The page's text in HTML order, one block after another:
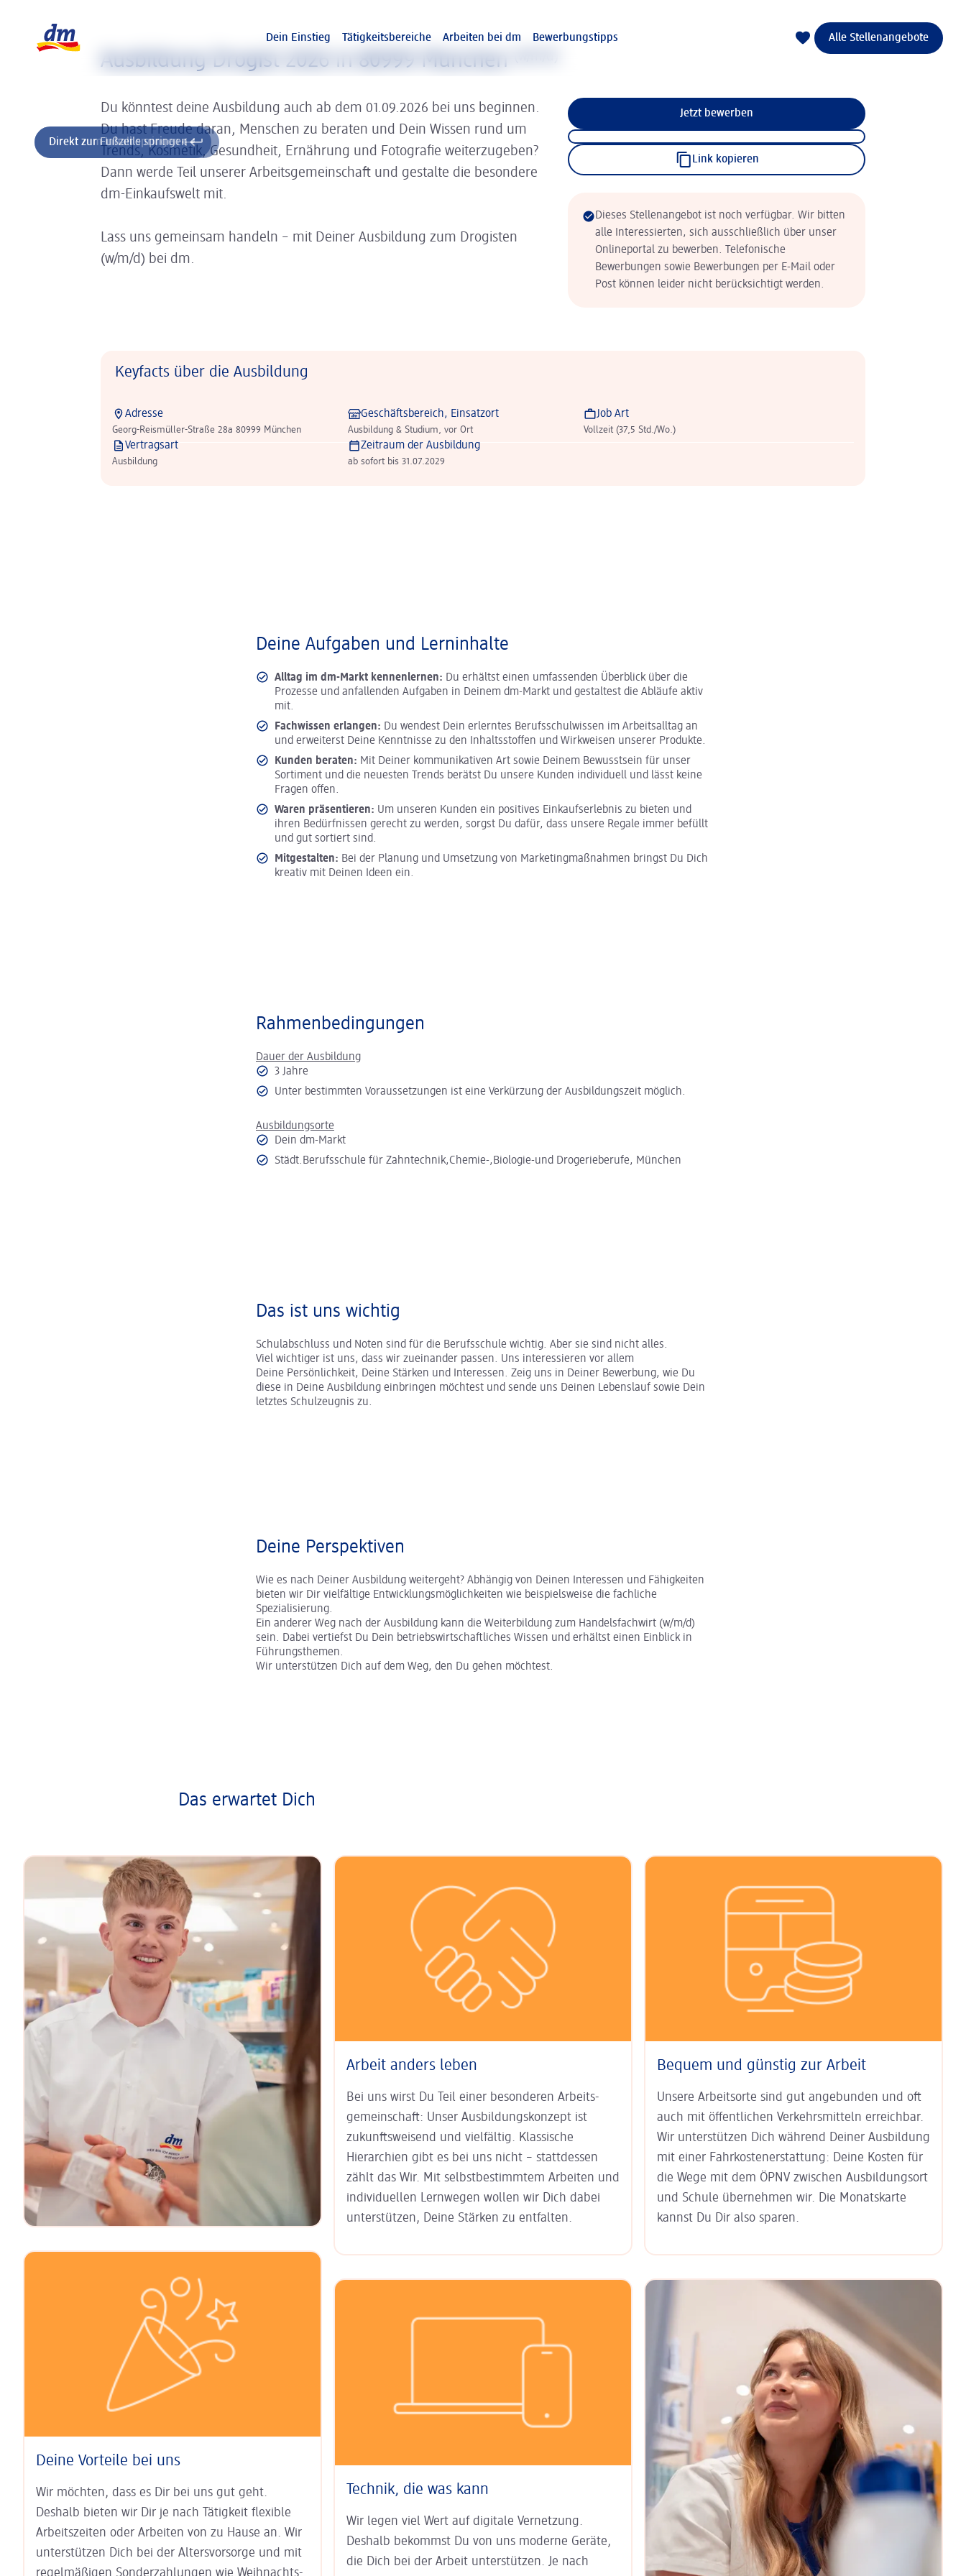
Direkt zum Inhalt springen
Direkt zur Fußzeile springen
Dein Einstieg
Tätigkeitsbereiche Arbeiten bei dm Bewerbungstipps Alle Stellenangebote
Ausbildung Drogist 2026 in 80999 München
Du könntest deine Ausbildung auch ab dem 01.09.2026 bei uns beginnen.
Du hast Freude daran, Menschen zu beraten und Dein Wissen rund um
Trends, Kosmetik, Gesundheit, Ernährung und Fotografie weiterzugeben?
Dann werde Teil unserer Arbeitsgemeinschaft und gestalte die besondere
dm-Einkaufswelt mit.
Lass uns gemeinsam handeln – mit Deiner Ausbildung zum Drogisten
(w/m/d) bei dm.
Jetzt bewerben
Link kopieren
Dieses Stellenangebot ist noch verfügbar. Wir bitten
alle Interessierten, sich ausschließlich über unser
Onlineportal zu bewerben. Telefonische
Bewerbungen sowie Bewerbungen per E-Mail oder
Post können leider nicht berücksichtigt werden.
Keyfacts über die Ausbildung
Adresse
Georg-Reismüller-Straße 28a 80999 München
Geschäftsbereich, Einsatzort
Ausbildung & Studium, vor Ort
Job Art
Vollzeit (37,5 Std./Wo.)
Vertragsart
Ausbildung
Zeitraum der Ausbildung
ab sofort bis 31.07.2029
Deine Aufgaben und Lerninhalte
Alltag im dm-Markt kennenlernen: Du erhältst einen umfassenden Überblick über die
Prozesse und anfallenden Aufgaben in Deinem dm-Markt und gestaltest die Abläufe aktiv
mit.
Fachwissen erlangen: Du wendest Dein erlerntes Berufsschulwissen im Arbeitsalltag an
und erweiterst Deine Kenntnisse zu den Inhaltsstoffen und Wirkweisen unserer Produkte.
Kunden beraten: Mit Deiner kommunikativen Art sowie Deinem Bewusstsein für unser
Sortiment und die neuesten Trends berätst Du unsere Kunden individuell und lässt keine
Fragen offen.
Waren präsentieren: Um unseren Kunden ein positives Einkaufserlebnis zu bieten und
ihren Bedürfnissen gerecht zu werden, sorgst Du dafür, dass unsere Regale immer befüllt
und gut sortiert sind.
Mitgestalten: Bei der Planung und Umsetzung von Marketingmaßnahmen bringst Du Dich
kreativ mit Deinen Ideen ein.
Rahmenbedingungen
Dauer der Ausbildung
3 Jahre
Unter bestimmten Voraussetzungen ist eine Verkürzung der Ausbildungszeit möglich.
Ausbildungsorte
Dein dm-Markt
Städt.Berufsschule für Zahntechnik,Chemie-,Biologie-und Drogerieberufe, München
Das ist uns wichtig
Schulabschluss und Noten sind für die Berufsschule wichtig. Aber sie sind nicht alles.
Viel wichtiger ist uns, dass wir zueinander passen. Uns interessieren vor allem
Deine Persönlichkeit, Deine Stärken und Interessen. Zeig uns in Deiner Bewerbung, wie Du
diese in Deine Ausbildung einbringen möchtest und sende uns Deinen Lebenslauf sowie Dein
letztes Schulzeugnis zu.
Deine Perspektiven
Wie es nach Deiner Ausbildung weitergeht? Abhängig von Deinen Interessen und Fähigkeiten
bieten wir Dir vielfältige Entwicklungsmöglichkeiten wie beispielsweise die fachliche
Spezialisierung.
Ein anderer Weg nach der Ausbildung kann die Weiterbildung zum Handelsfachwirt (w/m/d)
sein. Dabei vertiefst Du Dein betriebswirtschaftliches Wissen und erhältst einen Einblick in
Führungsthemen.
Wir unterstützen Dich auf dem Weg, den Du gehen möchtest.
Das erwartet Dich
Deine Vorteile bei uns
Wir möchten, dass es Dir bei uns gut geht.
Deshalb bieten wir Dir je nach Tätigkeit flexible
Arbeits­zeiten oder Arbeiten von zu Hause an. Wir
unter­stützen Dich bei der Alters­vorsorge und mit
Arbeit anders leben
Bei uns wirst Du Teil einer besonderen Arbeits­
gemein­schaft: Unser Aus­bildungs­konzept ist
zukunfts­weisend und vielfältig. Klas­sische
Hierarchien gibt es bei uns nicht – statt­dessen
zählt das Wir. Mit selbst­bestim­mtem Arbeiten und
indi­viduel­len Lern­wegen wollen wir Dich dabei
unter­stützen, Deine Stärken zu entfalten.
Technik, die was kann
Wir legen viel Wert auf digitale Ver­netzung.
Deshalb bekommst Du von uns moderne Geräte,
die Dich bei der Arbeit unter­stützen. Je nach
Bequem und günstig zur Arbeit
Unsere Arbeitsorte sind gut an­ge­bunden und oft
auch mit öffent­lichen Verkehrs­mitteln erreichbar.
Wir unterstützen Dich während Deiner Aus­bildung
mit einer Fahr­kosten­erstat­tung: Deine Kosten für
die Wege mit dem ÖPNV zwischen Ausbildungs­ort
und Schule übernehmen wir. Die Monats­karte
kannst Du Dir also sparen.